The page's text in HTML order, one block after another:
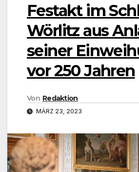
Festakt im
Wörlitz aus
seiner
vor 250 Jahren
Von Redaktion
MÄRZ 23, 2023